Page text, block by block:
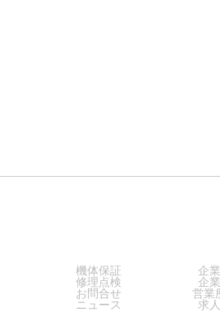
機体保証
修理点検
お問合せ
ニュース
企
企
営業
求